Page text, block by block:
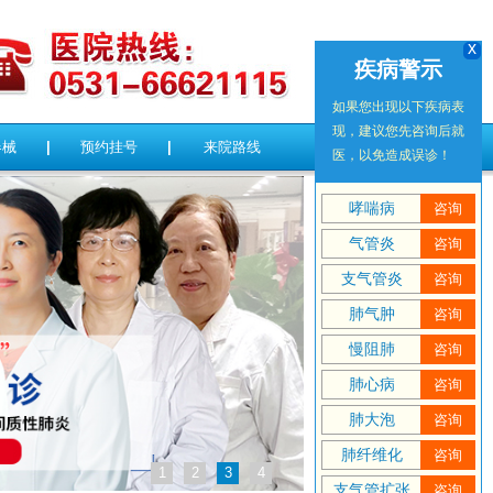
预约挂号 来院路线
1 2 3 4
疾病警示
如果您出现以下疾病表
现，建议您先咨询后就
医，以免造成误诊！
哮喘病 咨询
气管炎 咨询
支气管炎 咨询
肺气肿 咨询
慢阻肺 咨询
肺心病 咨询
肺大泡 咨询
肺纤维化 咨询
x